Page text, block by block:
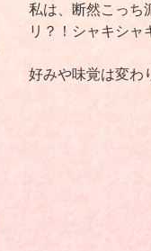
私は、断然こっち
リ？！シャキシャ
好みや味覚は変わ